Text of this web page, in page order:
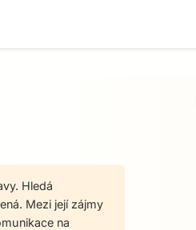
Hledá
Mezi její zájmy
na